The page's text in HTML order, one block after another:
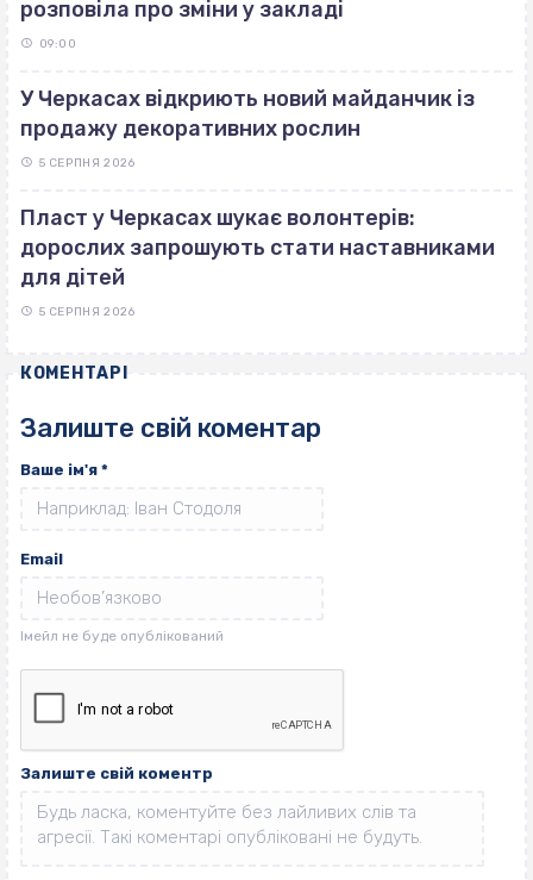
розповіла про зміни у закладі
09:00
У Черкасах відкриють новий майданчик із
продажу декоративних рослин
5 СЕРПНЯ 2026
Пласт у Черкасах шукає волонтерів:
дорослих запрошують стати наставниками
для дітей
5 СЕРПНЯ 2026
КОМЕНТАРІ
Залиште свій коментар
Ваше ім'я *
Email
Залиште свій коментр